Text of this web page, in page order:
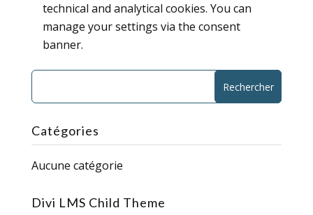
technical and analytical cookies. You can
manage your settings via the consent
banner.
Catégories
Aucune catégorie
Divi LMS Child Theme